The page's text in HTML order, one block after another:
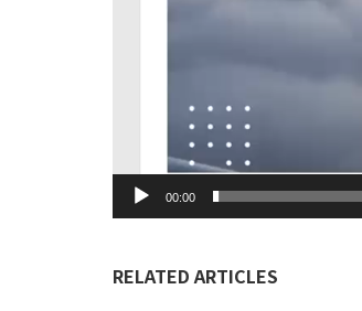
00:00
RELATED ARTICLES